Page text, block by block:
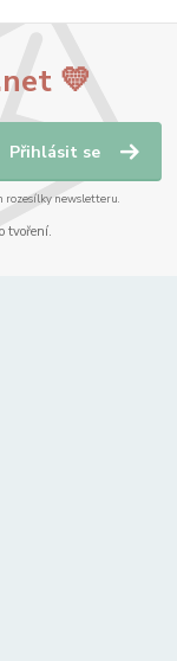
💛
Přihlásit se
rozesílky newsletteru.
tvoření.